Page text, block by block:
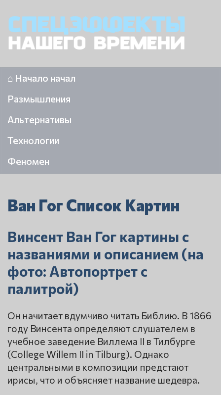
⌂ Начало начал
Размышления
Альтернативы
Технологии
Феномен
Ван Гог Список Картин
Винсент Ван Гог картины с
названиями и описанием (на
фото: Автопортрет с
палитрой)
Он начитает вдумчиво читать Библию. В 1866
году Винсента определяют слушателем в
учебное заведение Виллема II в Тилбурге
(College Willem II in Tilburg). Однако
центральными в композиции предстают
ирисы, что и объясняет название шедевра.